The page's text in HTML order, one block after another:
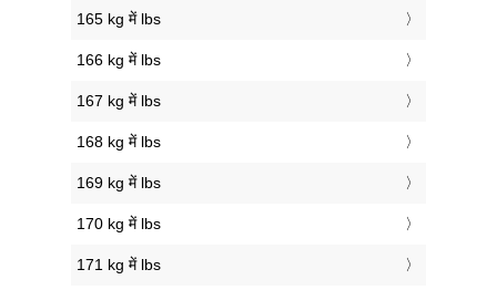
165 kg में lbs
166 kg में lbs
167 kg में lbs
168 kg में lbs
169 kg में lbs
170 kg में lbs
171 kg में lbs